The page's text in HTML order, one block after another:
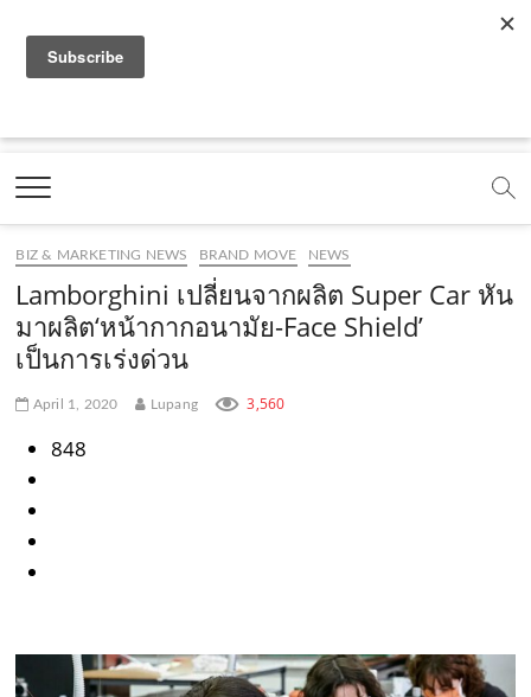
a
e
b
o
o
k
.
c
o
o
t
b
e
.
c
o
m
.
o
e
m
e
t
g
r
a
m
.
t
k
.
c
m
Marketing Oops!
DIGITAL | CREATIVE | ADVERTISING | CAMPAIGN |
BIZ & MARKETING NEWS BRAND MOVE NEWS
Lamborghini เปลี่ยนจากผลิต Super Car หัน
มาผลิต‘หน้ากากอนามัย-Face Shield’
เป็นการเร่งด่วน
April 1, 2020 Lupang 3,560
848